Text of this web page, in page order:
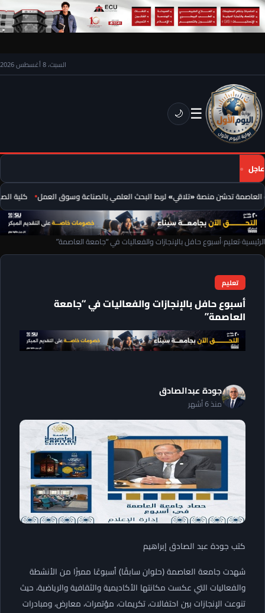
السبت، 8 أغسطس 2026
☰
🌙
عاجل
تدشن منصة «تلاقي» لربط البحث العلمي بالصناعة وسوق العمل كلية
الرئيسية›تعليم›أسبوع حافل بالإنجازات والفعاليات في “جامعة العاصمة”
تعليم
أسبوع حافل بالإنجازات والفعاليات في “جامعة
العاصمة”
جودة عبدالصادق
منذ 6 أشهر
كتب جودة عبد الصادق إبراهيم
شهدت جامعة العاصمة (حلوان سابقًا) أسبوعًا مميزًا من الأنشطة
والفعاليات التي عكست مكانتها الأكاديمية والثقافية والرياضية، حيث
تنوعت الإنجازات بين احتفالات، تكريمات، مؤتمرات، معارض، ومبادرات